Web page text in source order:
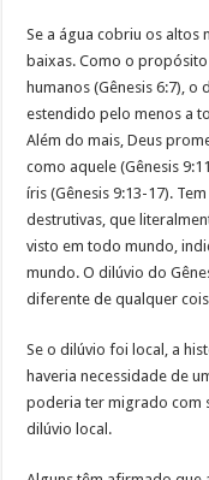
Se a água cobriu os altos
baixas. Como o
humanos (Gênesis 6:7),
estendido pelo menos a
Além do mais, Deus
como aquele (Gênesis
íris (Gênesis 9:13-17).
destrutivas, que
visto em todo mundo,
mundo. O dilúvio do
diferente de qualquer
Se o dilúvio foi local, a
haveria necessidade de
poderia ter migrado com
dilúvio local.